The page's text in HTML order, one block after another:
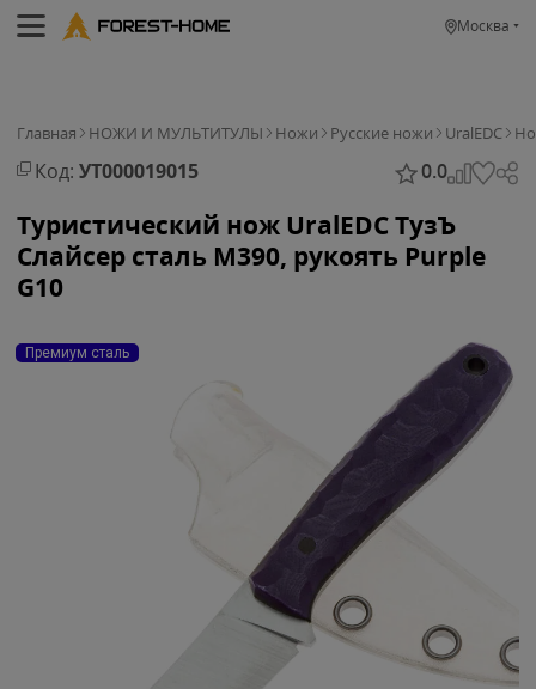
Москва
Главная НОЖИ И МУЛЬТИТУЛЫ Ножи Русские ножи UralEDC
Код: УТ000019015 0.0
Туристический нож UralEDC ТузЪ
Слайсер сталь M390, рукоять Purple
G10
Премиум сталь